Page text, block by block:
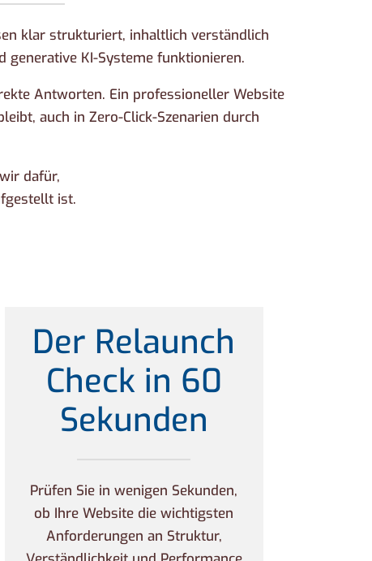
klar strukturiert, inhaltlich verständlich
KI-Systeme funktionieren.
Antworten. Ein professioneller Website
auch in Zero-Click-Szenarien durch
dafür,
ist.
Der Relaunch
Check in 60
Sekunden
Prüfen Sie in wenigen Sekunden,
ob Ihre Website die wichtigsten
Anforderungen an Struktur,